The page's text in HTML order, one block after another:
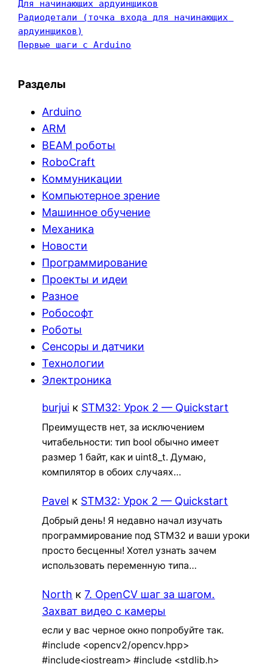
Для начинающих ардуинщиков
Радиодетали (точка входа для начинающих
ардуинщиков)
Первые шаги с Arduino
Разделы
Arduino
ARM
BEAM роботы
RoboCraft
Коммуникации
Компьютерное зрение
Машинное обучение
Механика
Новости
Программирование
Проекты и идеи
Разное
Робософт
Роботы
Сенсоры и датчики
Технологии
Электроника
burjui к STM32: Урок 2 — Quickstart
Преимуществ нет, за исключением
читабельности: тип bool обычно имеет
размер 1 байт, как и uint8_t. Думаю,
компилятор в обоих случаях…
Pavel к STM32: Урок 2 — Quickstart
Добрый день! Я недавно начал изучать
программирование под STM32 и ваши уроки
просто бесценны! Хотел узнать зачем
использовать переменную типа…
North к7. OpenCV шаг за шагом.
Захват видео с камеры
если у вас черное окно попробуйте так.
#include <opencv2/opencv.hpp>
#include<iostream> #include <stdlib.h>